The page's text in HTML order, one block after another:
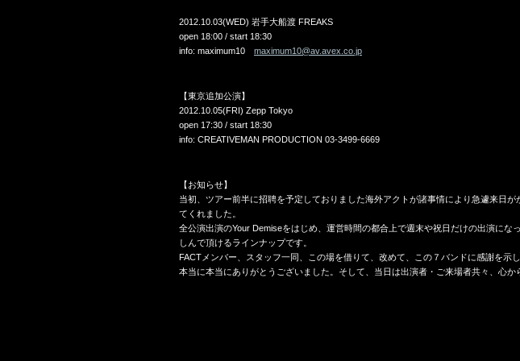
2012.10.03(WED) 岩手大船渡 FREAKS
open 18:00 / start 18:30
info: maximum10 maximum10@av.avex.co.jp
【東京追加公演】
2012.10.05(FRI) Zepp Tokyo
open 17:30 / start 18:30
info: CREATIVEMAN PRODUCTION 03-3499-6669
【お知らせ】
当初、ツアー前半に招聘を予定しておりました海外アクトが諸事情により急遽来日
てくれました。
全公演出演のYour Demiseをはじめ、運営時間の都合上で週末や祝日だけの出演に
しんで頂けるラインナップです。
FACTメンバー、スタッフ一同、この場を借りて、改めて、この７バンドに感謝を示し
本当に本当にありがとうございました。そして、当日は出演者・ご来場者共々、心か